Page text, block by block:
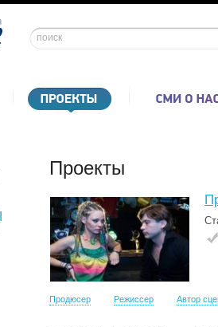
Проекты
Продюсер Режиссер Автор